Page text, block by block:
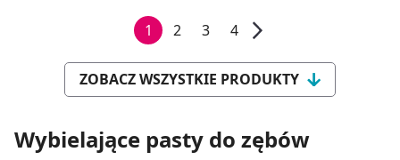
1 2 3 4
ZOBACZ WSZYSTKIE PRODUKTY
Wybielające pasty do zębów